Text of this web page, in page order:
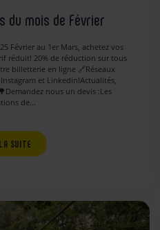
du mois de Février
Février au 1er Mars, achetez vos
réduit! 20% de réduction sur tous
billetterie en ligne 🔗Réseaux
et Linkedin!Actualités,
nous un devis :Les
de…
SUITE